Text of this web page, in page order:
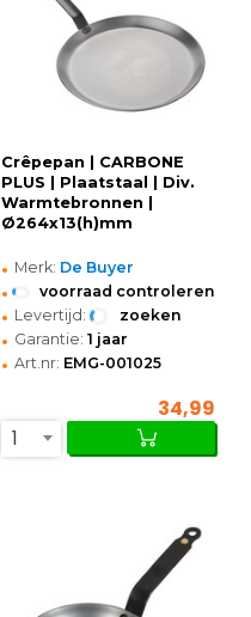
Crêpepan | CARBONE
PLUS | Plaatstaal | Div.
Warmtebronnen |
Ø264x13(h)mm
• Merk: De Buyer
• voorraad controleren
• Levertijd: zoeken
• Garantie: 1 jaar
• Art.nr: EMG-001025
34,99
1